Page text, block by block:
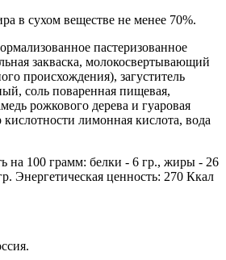
в сухом веществе не менее 70%.
пастеризованное
закваска, молокосвертывающий
происхождения), загуститель
соль поваренная пищевая,
рожкового дерева и гуаровая
кислотности лимонная кислота, вода
на 100 грамм: белки - 6 гр., жиры - 26
Энергетическая ценность: 270 Ккал